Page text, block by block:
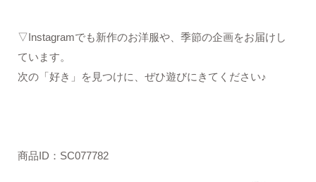
▽Instagramでも新作のお洋服や、季節の企画をお届けし
ています。
次の「好き」を見つけに、ぜひ遊びにきてください♪
商品ID：SC077782